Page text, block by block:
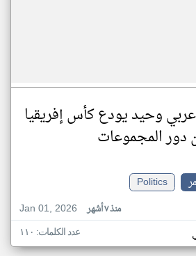
وحيد يودع كأس إفريقيا
Politics
Jan 01, 2026
منذ ٧ أشهر
عدد الكلمات: ١١٠